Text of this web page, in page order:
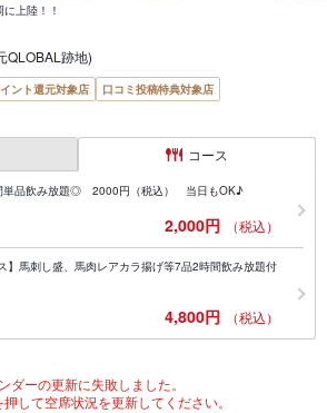
上陸！！
QLOBAL跡地)
ント還元対象店
口コミ投稿特典対象店
コース
単品飲み放題◎ 2000円（税込） 当日もOK♪
2,000円 （税込）
】馬刺し盛、馬肉レアカラ揚げ等7品2時間飲み放題付
4,800円 （税込）
ダーの更新に失敗しました。
して空席状況を更新してください。